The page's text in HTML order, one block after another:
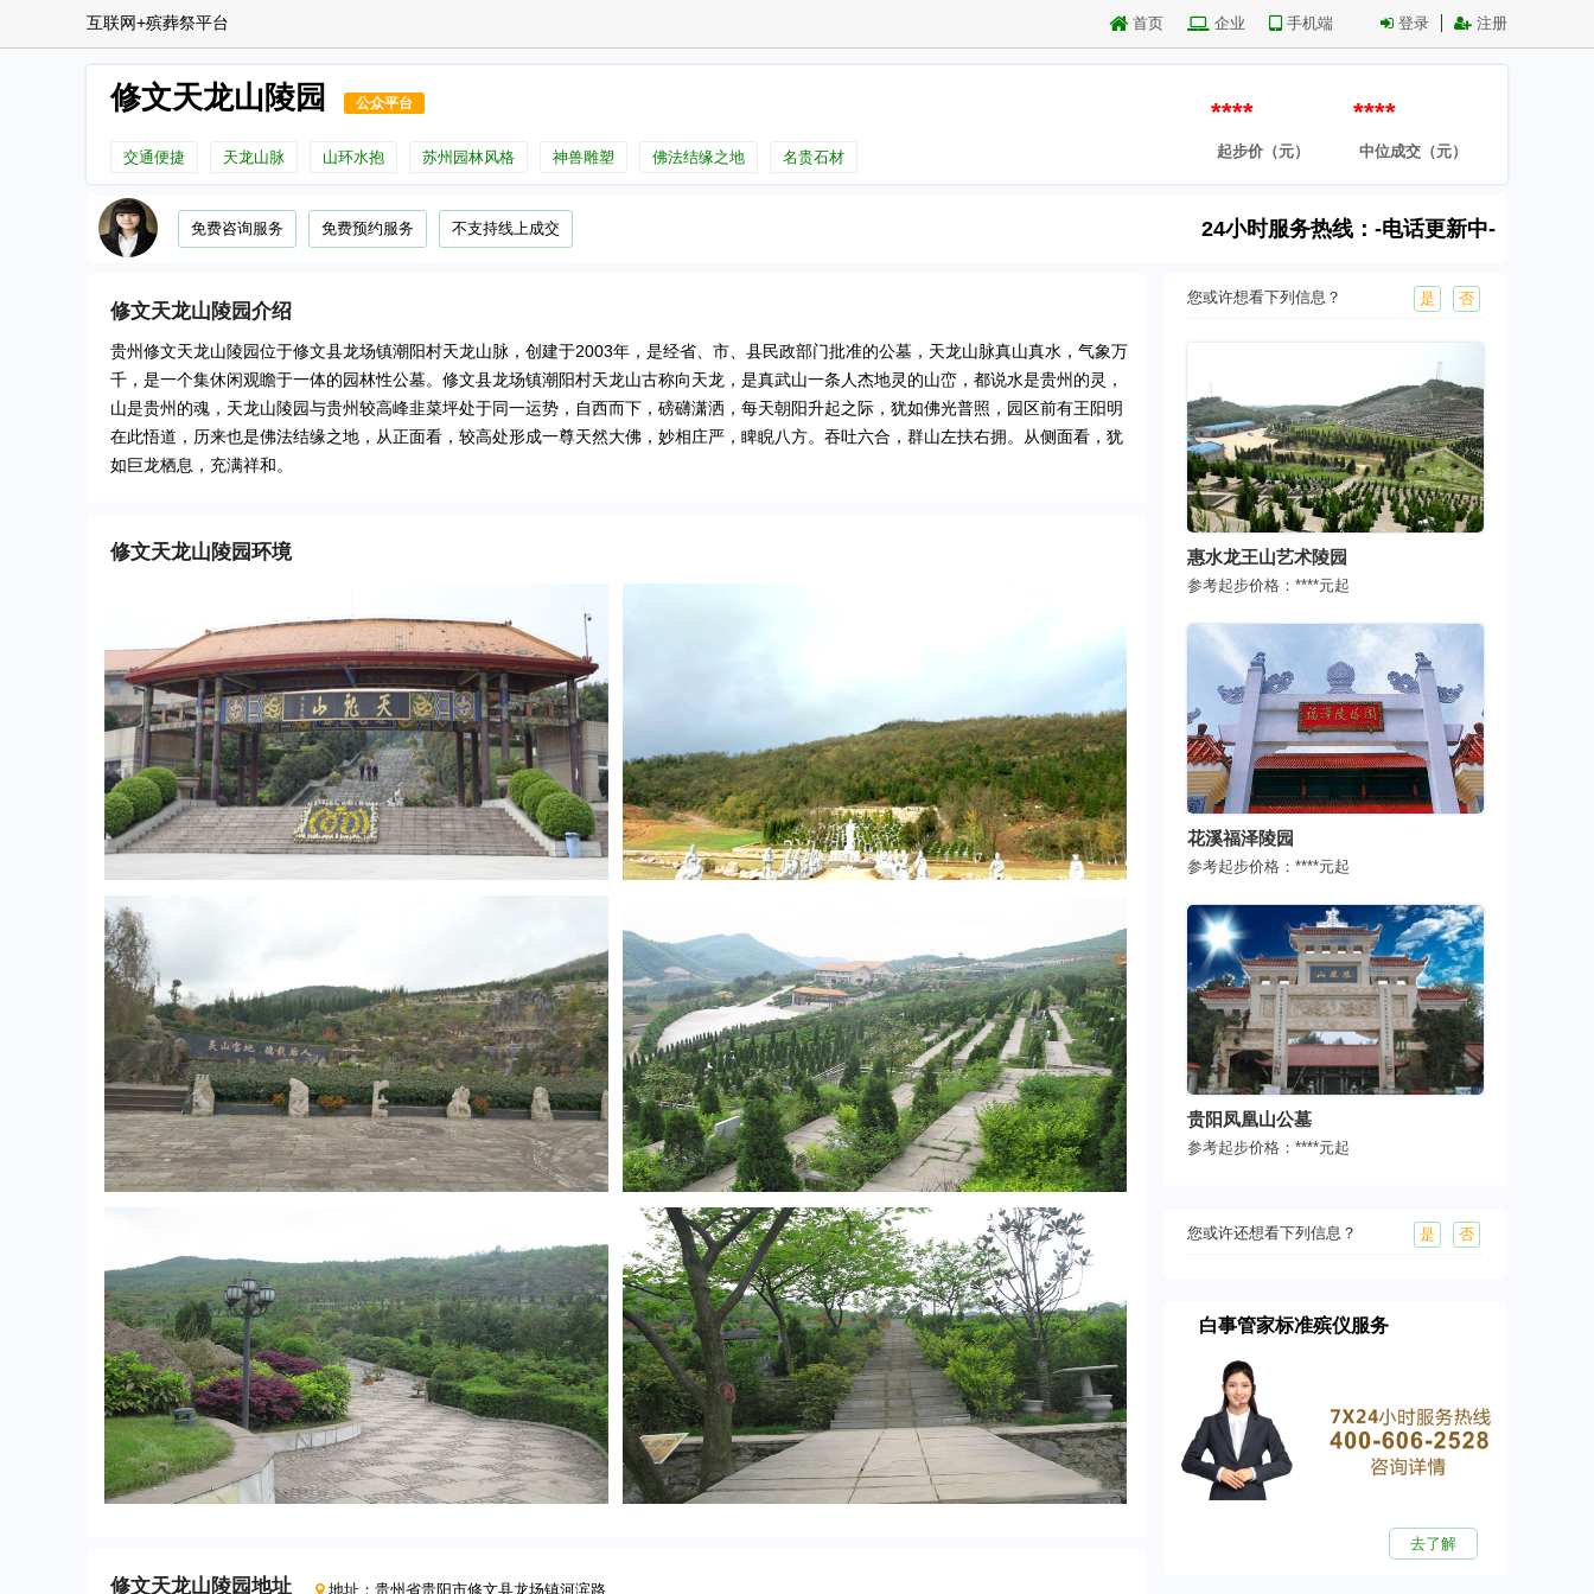
互联网+殡葬祭平台 登录 注册
首页 企业 手机端
修文天龙山陵园 公众平台
交通便捷 天龙山脉 山环水抱 苏州园林风格 神兽雕塑 佛法结缘之地 名贵石材
**** ****
起步价（元） 中位成交（元）
免费咨询服务 免费预约服务 不支持线上成交 24小时服务热线：-电话更新中-
修文天龙山陵园介绍
贵州修文天龙山陵园位于修文县龙场镇潮阳村天龙山脉，创建于2003年，是经省、市、县民政部门批准的公墓，天龙山脉真山真水，气象万
千，是一个集休闲观瞻于一体的园林性公墓。修文县龙场镇潮阳村天龙山古称向天龙，是真武山一条人杰地灵的山峦，都说水是贵州的灵，
山是贵州的魂，天龙山陵园与贵州较高峰韭菜坪处于同一运势，自西而下，磅礴潇洒，每天朝阳升起之际，犹如佛光普照，园区前有王阳明
在此悟道，历来也是佛法结缘之地，从正面看，较高处形成一尊天然大佛，妙相庄严，睥睨八方。吞吐六合，群山左扶右拥。从侧面看，犹
如巨龙栖息，充满祥和。
修文天龙山陵园环境
修文天龙山陵园地址 地址： 贵州省贵阳市修文县龙场镇河滨路
您或许想看下列信息？ 是 否
惠水龙王山艺术陵园
参考起步价格： ****元起
花溪福泽陵园
参考起步价格： ****元起
贵阳凤凰山公墓
参考起步价格： ****元起
您或许还想看下列信息？ 是 否
白事管家标准殡仪服务
去了解